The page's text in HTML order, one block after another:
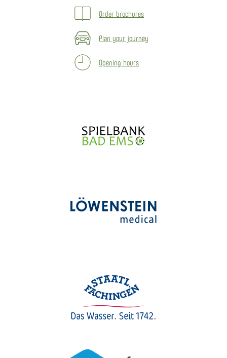
Order brochures
Plan your journey
Opening hours